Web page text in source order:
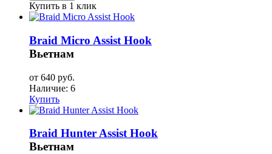
Купить в 1 клик
Braid Micro Assist Hook
Вьетнам
от 640 руб.
Наличие: 6
Купить
Braid Hunter Assist Hook
Вьетнам